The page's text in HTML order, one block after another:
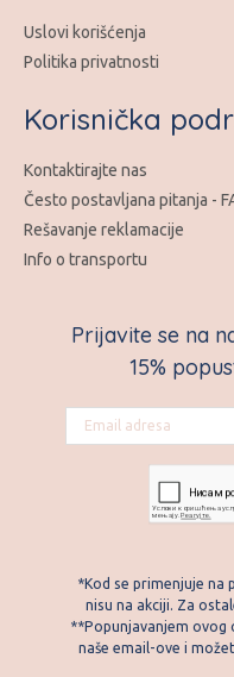
Prijavite se na
15%
*Kod se primenjuje na
nisu na akciji. Za
**Popunjavanjem ovog
naše email-ove i
Uslovi korišćenja
Politika privatnosti
Korisnička
Kontaktirajte nas
Često postavljana pitanja -
Rešavanje reklamacije
Info o transportu